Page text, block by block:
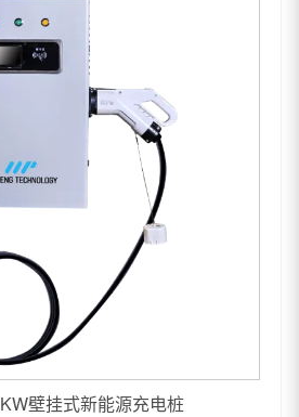
壁挂式新能源充电桩